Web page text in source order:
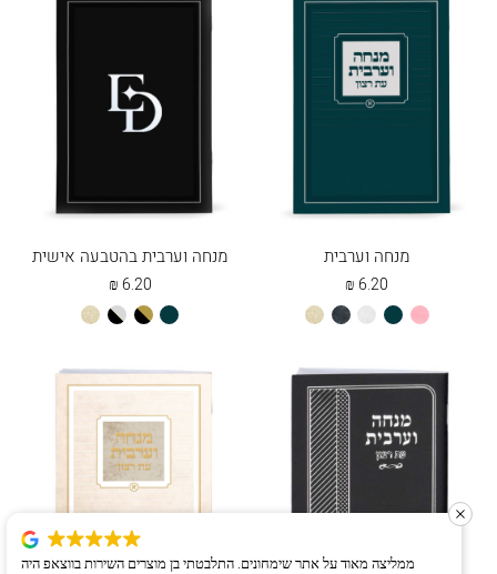
מנחה וערבית
6.20
₪
ורודטורקיזלבן שחורשמנת
מנחה וערבית בהטבעה אישית
6.20
₪
טורקיזשחורשחורשמנת
ממליצה מאוד על אתר שימחונים. התלבטתי בן מוצרים השירות בווצאפ היה